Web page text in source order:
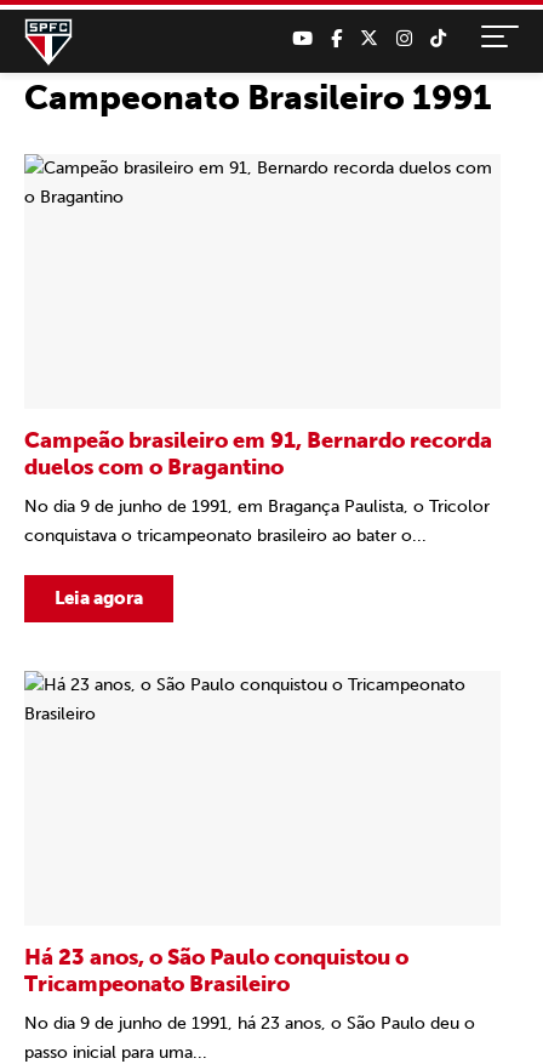
Campeonato Brasileiro 1991
Campeão brasileiro em 91, Bernardo recorda
duelos com o Bragantino
No dia 9 de junho de 1991, em Bragança Paulista, o Tricolor
conquistava o tricampeonato brasileiro ao bater o...
Leia agora
Há 23 anos, o São Paulo conquistou o
Tricampeonato Brasileiro
No dia 9 de junho de 1991, há 23 anos, o São Paulo deu o
passo inicial para uma...